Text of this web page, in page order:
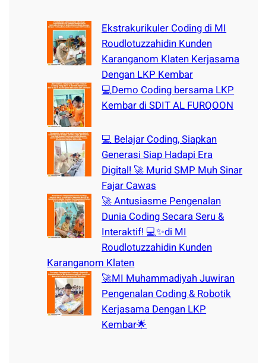
Ekstrakurikuler Coding di MI
Roudlotuzzahidin Kunden
Karanganom Klaten Kerjasama
Dengan LKP Kembar
💻Demo Coding bersama LKP
Kembar di SDIT AL FURQOON
💻 Belajar Coding, Siapkan
Generasi Siap Hadapi Era
Digital! 🚀 Murid SMP Muh Sinar
Fajar Cawas
🚀 Antusiasme Pengenalan
Dunia Coding Secara Seru &
Interaktif! 💻✨di MI
Roudlotuzzahidin Kunden
Karanganom Klaten
🚀MI Muhammadiyah Juwiran
Pengenalan Coding & Robotik
Kerjasama Dengan LKP
Kembar🌟